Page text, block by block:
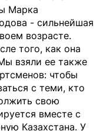
Марка
- сильнейшая
возрасте.
того, как она
взяли ее также
чтобы
с теми, кто
свою
вместе с
Казахстана. У